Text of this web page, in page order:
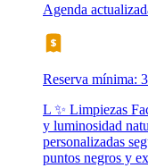
Agenda
Reserva mínima:
L ✨ Limpiezas
y luminosidad
personalizadas
puntos negros y